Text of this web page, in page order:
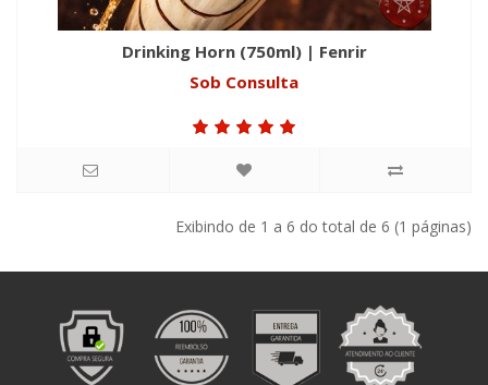
Drinking Horn (750ml) | Fenrir
Sob Consulta
Exibindo de 1 a 6 do total de 6 (1 páginas)